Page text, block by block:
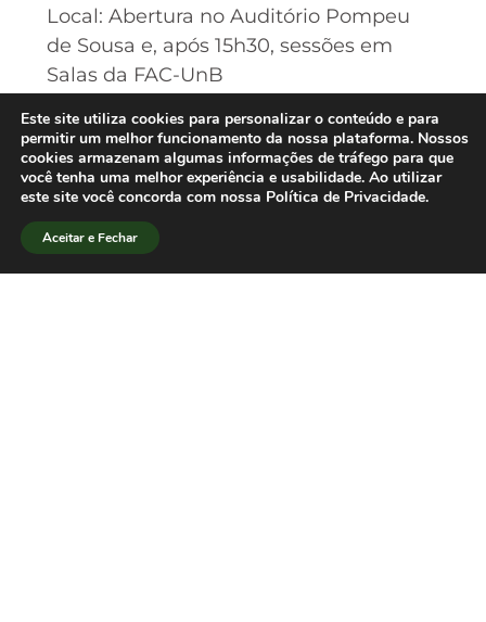
Local: Abertura no Auditório Pompeu
de Sousa e, após 15h30, sessões em
Salas da FAC-UnB
Nacional e Premiação PAGF
Local: Fundação Universia, Avenida L2
Norte, Quadra 609 Norte, Asa Norte.
(obs.: a Fundação Universia é próxima à
UnB).
Este site utiliza cookies para personalizar o conteúdo e para
permitir um melhor funcionamento da nossa plataforma. Nossos
cookies armazenam algumas informações de tráfego para que
você tenha uma melhor experiência e usabilidade. Ao utilizar
este site você concorda com nossa Política de Privacidade.
Aceitar e Fechar